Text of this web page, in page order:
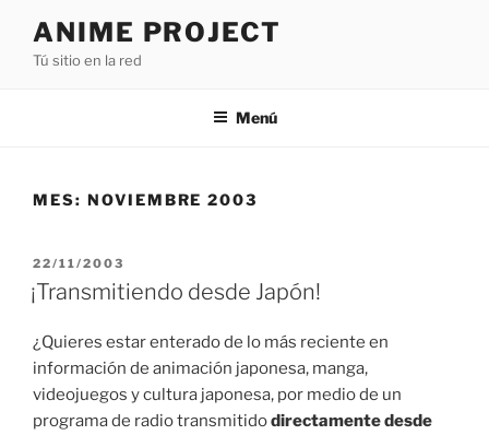
contenido
ANIME PROJECT
Tú sitio en la red
Menú
MES: NOVIEMBRE 2003
PUBLICADO
EL
22/11/2003
¡Transmitiendo desde Japón!
¿Quieres estar enterado de lo más reciente en
información de animación japonesa, manga,
videojuegos y cultura japonesa, por medio de un
programa de radio transmitidodirectamente desde